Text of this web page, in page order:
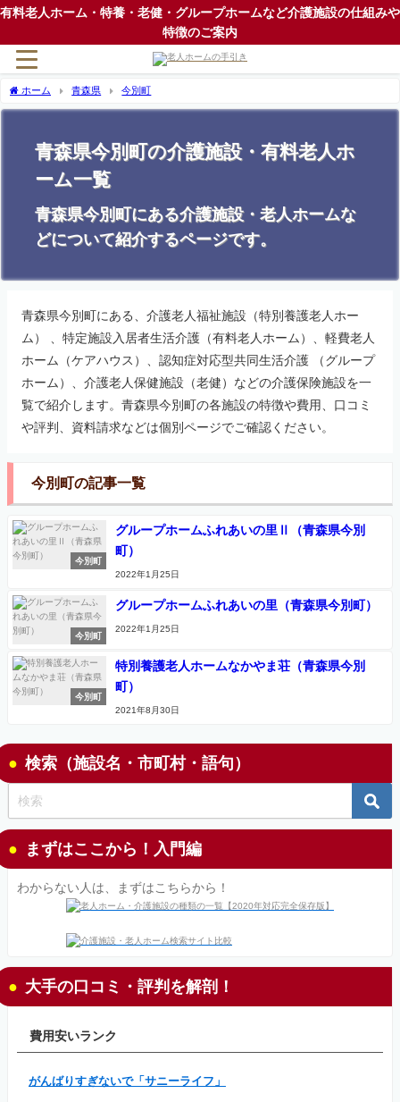
有料老人ホーム・特養・老健・グループホームなど介護施設の仕組みや
特徴のご案内
ホーム 青森県 今別町
青森県今別町の介護施設・有料老人ホ
ーム一覧
青森県今別町にある介護施設・老人ホームな
どについて紹介するページです。
青森県今別町にある、介護老人福祉施設（特別養護老人ホー
ム） 、特定施設入居者生活介護（有料老人ホーム）、軽費老人
ホーム（ケアハウス）、認知症対応型共同生活介護 （グループ
ホーム）、介護老人保健施設（老健）などの介護保険施設を一
覧で紹介します。青森県今別町の各施設の特徴や費用、口コミ
や評判、資料請求などは個別ページでご確認ください。
今別町の記事一覧
今別町
グループホームふれあいの里Ⅱ（青森県今別
町）
2022年1月25日
今別町
グループホームふれあいの里（青森県今別町）
2022年1月25日
今別町
特別養護老人ホームなかやま荘（青森県今別
町）
2021年8月30日
検索（施設名・市町村・語句）
まずはここから！入門編
わからない人は、まずはこちらから！
大手の口コミ・評判を解剖！
費用安いランク
がんばりすぎないで「サニーライフ」